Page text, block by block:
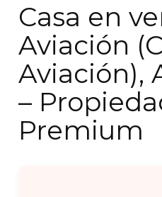
Casa en
Aviación
Aviación),
–
Premium